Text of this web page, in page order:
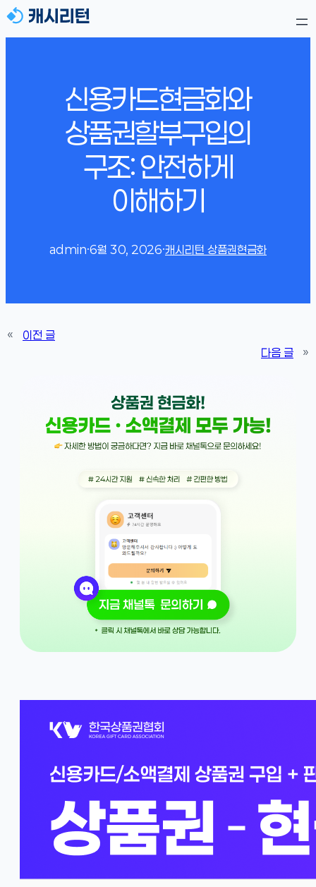
신용카드현금화와
상품권할부구입의
구조: 안전하게
이해하기
admin·6월 30, 2026·캐시리턴 상품권현금화
«
이전 글
다음 글
»